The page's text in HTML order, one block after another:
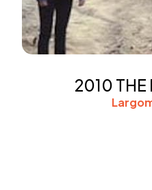
2010 THE